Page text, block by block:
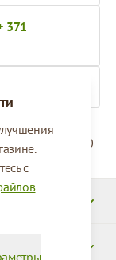
с
371
09:00 - 17:00